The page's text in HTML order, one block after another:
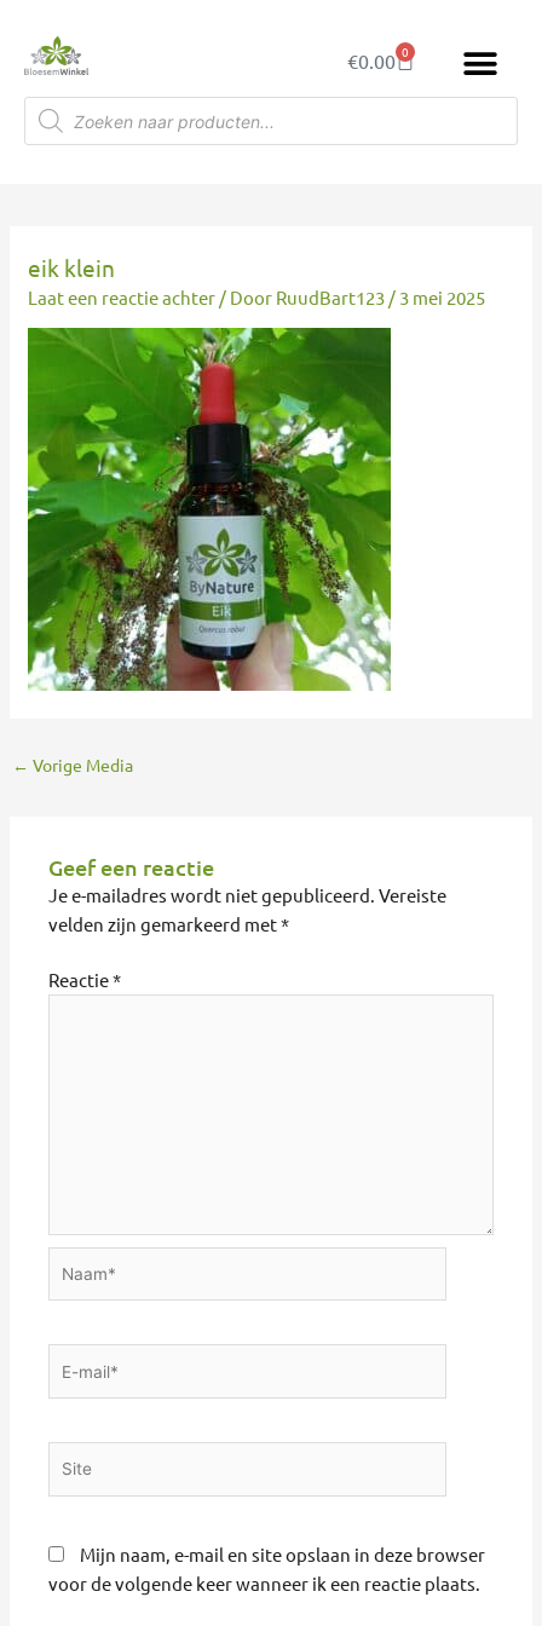
inhoud
€0.00 0
Winkelwagen
Producten
zoeken
eik klein
Laat een reactie achter / Door RuudBart123 / 3 mei 2025
← Vorige Media
Geef een reactie
Je e-mailadres wordt niet gepubliceerd. Vereiste
velden zijn gemarkeerd met*
Reactie*
Mijn naam, e-mail en site opslaan in deze browser
voor de volgende keer wanneer ik een reactie plaats.